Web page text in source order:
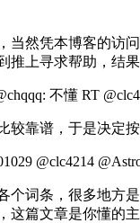
当然凭本博客的访
推上寻求帮助，结
不懂 RT
较靠谱，于是决定
@clc4214
个词条，很多地方
这篇文章是你懂的